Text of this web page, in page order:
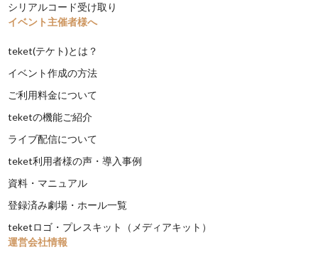
シリアルコード受け取り
イベント主催者様へ
teket(テケト)とは？
イベント作成の方法
ご利用料金について
teketの機能ご紹介
ライブ配信について
teket利用者様の声・導入事例
資料・マニュアル
登録済み劇場・ホール一覧
teketロゴ・プレスキット（メディアキット）
運営会社情報